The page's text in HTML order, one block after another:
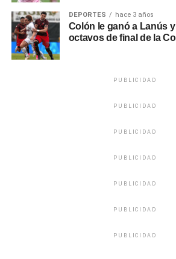
DEPORTES hace 3 años
Colón le ganó a Lanús
octavos de final de la
PUBLICIDAD
PUBLICIDAD
PUBLICIDAD
PUBLICIDAD
PUBLICIDAD
PUBLICIDAD
PUBLICIDAD